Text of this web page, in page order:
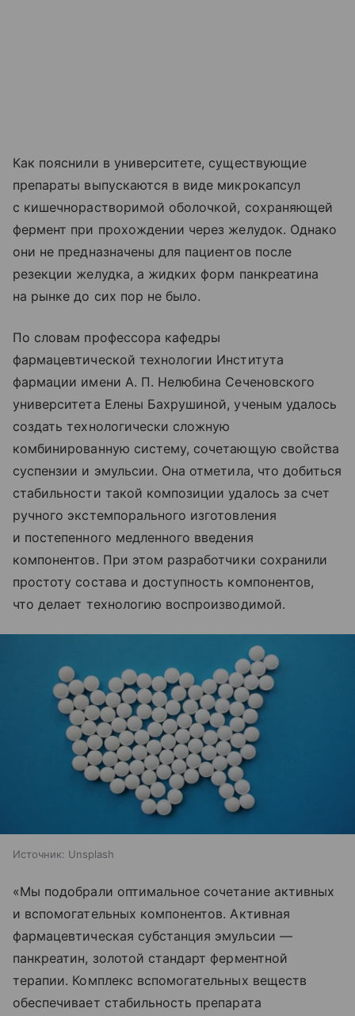
Как пояснили в университете, существующие
препараты выпускаются в виде микрокапсул
с кишечнорастворимой оболочкой, сохраняющей
фермент при прохождении через желудок. Однако
они не предназначены для пациентов после
резекции желудка, а жидких форм панкреатина
на рынке до сих пор не было.
По словам профессора кафедры
фармацевтической технологии Института
фармации имени А. П. Нелюбина Сеченовского
университета Елены Бахрушиной, ученым удалось
создать технологически сложную
комбинированную систему, сочетающую свойства
суспензии и эмульсии. Она отметила, что добиться
стабильности такой композиции удалось за счет
ручного экстемпорального изготовления
и постепенного медленного введения
компонентов. При этом разработчики сохранили
простоту состава и доступность компонентов,
что делает технологию воспроизводимой.
Источник: Unsplash
«Мы подобрали оптимальное сочетание активных
и вспомогательных компонентов. Активная
фармацевтическая субстанция эмульсии —
панкреатин, золотой стандарт ферментной
терапии. Комплекс вспомогательных веществ
обеспечивает стабильность препарата